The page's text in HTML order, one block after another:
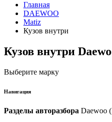
Главная
DAEWOO
Matiz
Кузов внутри
Кузов внутри
Выберите марку
Навигация
Разделы авторазбора Daewoo